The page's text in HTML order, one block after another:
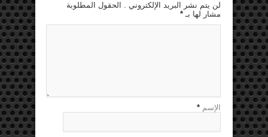
لن يتم نشر البريد الإلكتروني . الحقول المطلوبة
مشار لها بـ *
الإسم *